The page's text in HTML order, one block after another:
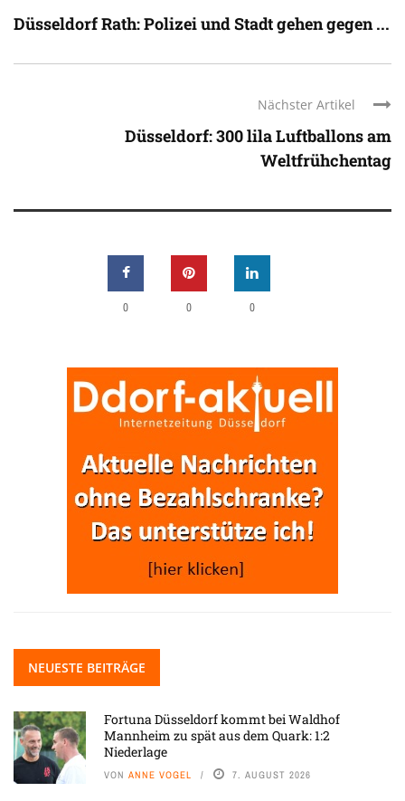
Düsseldorf Rath: Polizei und Stadt gehen gegen ...
Nächster Artikel
Düsseldorf: 300 lila Luftballons am
Weltfrühchentag
0 0 0
NEUESTE BEITRÄGE
Fortuna Düsseldorf kommt bei Waldhof
Mannheim zu spät aus dem Quark: 1:2
Niederlage
VON ANNE VOGEL 7. AUGUST 2026